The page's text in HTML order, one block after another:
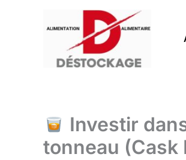
Investir
tonneau (Cask